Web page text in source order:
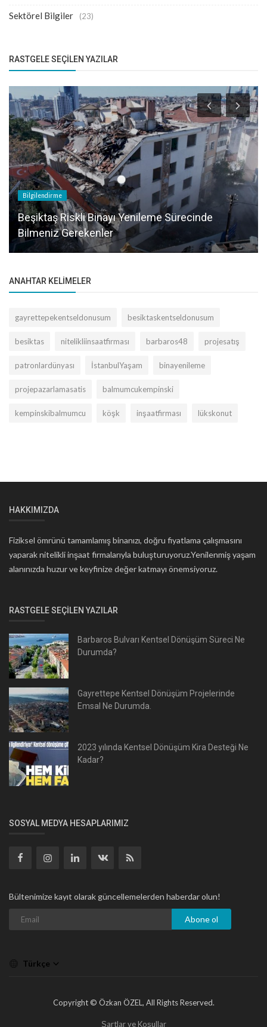
Sektörel Bilgiler (23)
RASTGELE SEÇILEN YAZILAR
Bilgilendirme
Beşiktaş Riskli Binayı Yenileme Sürecinde
Bilmeniz Gerekenler
ANAHTAR KELIMELER
gayrettepekentseldonusum besiktaskentseldonusum
besiktas nitelikliinsaatfirması barbaros48 projesatış
patronlardünyası İstanbulYaşam binayenileme
projepazarlamasatis balmumcukempinski
kempinskibalmumcu köşk inşaatfirması lükskonut
HAKKIMIZDA
Fiziksel ömrünü tamamlamış binanızı, doğru fiyatlama çalışmasını
yaparak nitelikli inşaat firmalarıyla buluşturuyoruz.Yenilenmiş yaşam
alanınızda huzur ve keyfinize değer katmayı önemsiyoruz.
RASTGELE SEÇILEN YAZILAR
Barbaros Bulvarı Kentsel Dönüşüm Süreci Ne
Durumda?
Gayrettepe Kentsel Dönüşüm Projelerinde
Emsal Ne Durumda.
2023 yılında Kentsel Dönüşüm Kira Desteği Ne
Kadar?
SOSYAL MEDYA HESAPLARIMIZ
Bültenimize kayıt olarak güncellemelerden haberdar olun!
Abone ol
Türkçe
Copyright © Özkan ÖZEL, All Rights Reserved.
Şartlar ve Koşullar